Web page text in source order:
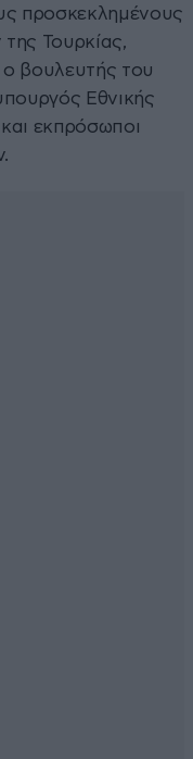
προσκεκλημένους
Τουρκίας,
βουλευτής του
Εθνικής
εκπρόσωποι